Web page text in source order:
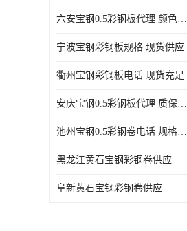
六安宝钢0.5彩钢板代理 颜色定制
宁波宝钢彩钢板规格 现货供应
衢州宝钢彩钢板电话 现货充足
安庆宝钢0.5彩钢板代理 质保十年起
池州宝钢0.5彩钢卷电话 规格多样
黑龙江黄石宝钢彩钢卷供应
阜新黄石宝钢彩钢卷供应